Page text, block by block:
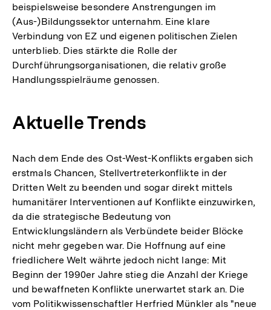
beispielsweise besondere Anstrengungen im
(Aus-)Bildungssektor unternahm. Eine klare
Verbindung von EZ und eigenen politischen Zielen
unterblieb. Dies stärkte die Rolle der
Durchführungsorganisationen, die relativ große
Handlungsspielräume genossen.
Aktuelle Trends
Nach dem Ende des Ost-West-Konflikts ergaben sich
erstmals Chancen, Stellvertreterkonflikte in der
Dritten Welt zu beenden und sogar direkt mittels
humanitärer Interventionen auf Konflikte einzuwirken,
da die strategische Bedeutung von
Entwicklungsländern als Verbündete beider Blöcke
nicht mehr gegeben war. Die Hoffnung auf eine
friedlichere Welt währte jedoch nicht lange: Mit
Beginn der 1990er Jahre stieg die Anzahl der Kriege
und bewaffneten Konflikte unerwartet stark an. Die
vom Politikwissenschaftler Herfried Münkler als "neue